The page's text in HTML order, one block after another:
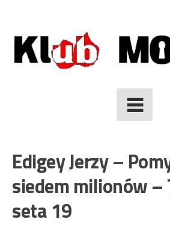
to
content
Edigey Jerzy –
siedem milionów –
seta 19